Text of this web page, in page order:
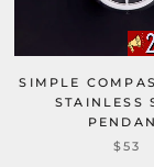
SIMPLE
STAINLESS
$53